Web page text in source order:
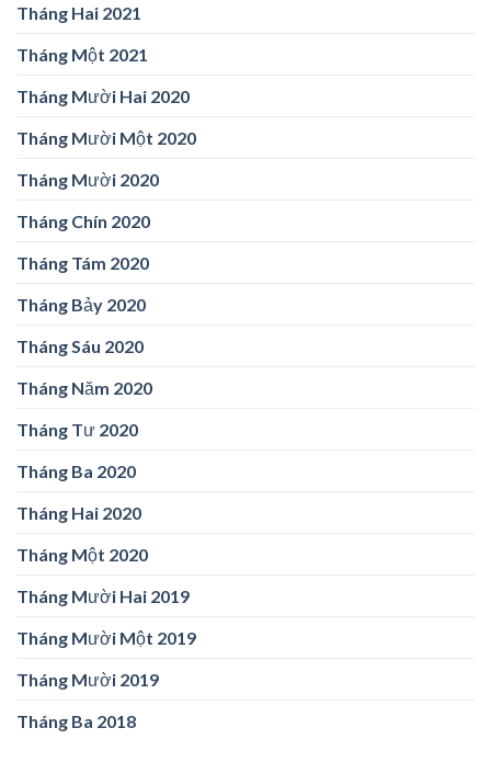
Tháng Hai 2021
Tháng Một 2021
Tháng Mười Hai 2020
Tháng Mười Một 2020
Tháng Mười 2020
Tháng Chín 2020
Tháng Tám 2020
Tháng Bảy 2020
Tháng Sáu 2020
Tháng Năm 2020
Tháng Tư 2020
Tháng Ba 2020
Tháng Hai 2020
Tháng Một 2020
Tháng Mười Hai 2019
Tháng Mười Một 2019
Tháng Mười 2019
Tháng Ba 2018